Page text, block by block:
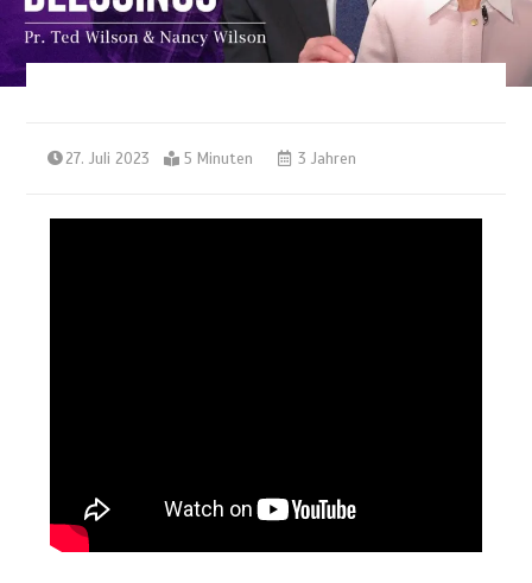
27. Juli 2023 5 Minuten 3 Jahren